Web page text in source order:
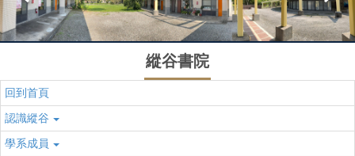
縱谷書院
回到首頁
認識縱谷
學系成員